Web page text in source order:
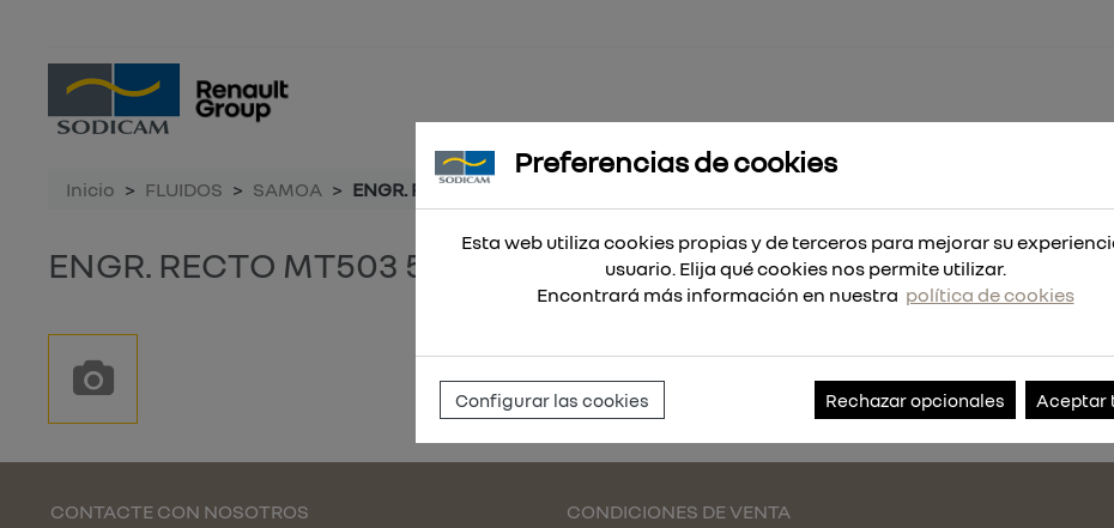
Inicio FLUIDOS SAMOA ENGR. RECTO MT503 5/16W /CEM
ENGR. RECTO MT503 5/16W /CEM
CONTACTE CON NOSOTROS
CONDICIONES DE VENTA
Preferencias de cookies
Esta web utiliza cookies propias y de terceros para mejorar su
usuario. Elija qué cookies nos permite utilizar.
Encontrará más información en nuestra política de cookies
Configurar las cookies Rechazar opcionales Aceptar